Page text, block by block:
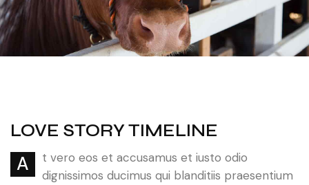
LOVE STORY TIMELINE
A
t vero eos et accusamus et iusto odio
dignissimos ducimus qui blanditiis praesentium